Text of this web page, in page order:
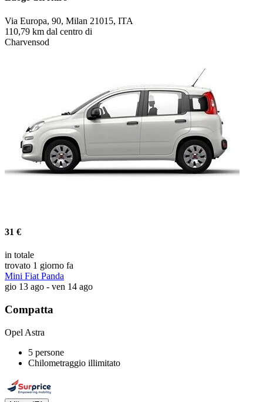
Via Europa, 90, Milan 21015, ITA
110,79 km dal centro di
Charvensod
31 €
in totale
trovato 1 giorno fa
Mini Fiat Panda
gio 13 ago - ven 14 ago
Compatta
Opel Astra
5 persone
Chilometraggio illimitato